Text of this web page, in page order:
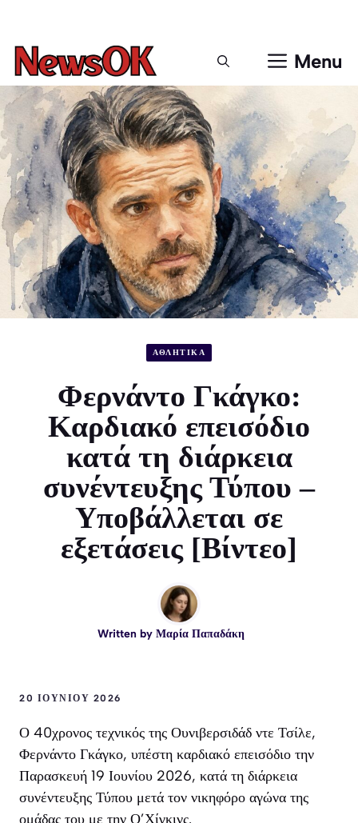
περιεχόμενο
Menu
ΑΘΛΗΤΙΚΑ
Φερνάντο Γκάγκο:
Καρδιακό επεισόδιο
κατά τη διάρκεια
συνέντευξης Τύπου –
Υποβάλλεται σε
εξετάσεις [Βίντεο]
Written by Μαρία Παπαδάκη
20 ΙΟΥΝΊΟΥ 2026
Ο 40χρονος τεχνικός της Ουνιβερσιδάδ ντε Τσίλε,
Φερνάντο Γκάγκο, υπέστη καρδιακό επεισόδιο την
Παρασκευή 19 Ιουνίου 2026, κατά τη διάρκεια
συνέντευξης Τύπου μετά τον νικηφόρο αγώνα της
ομάδας του με την Ο’Χίγκινς.